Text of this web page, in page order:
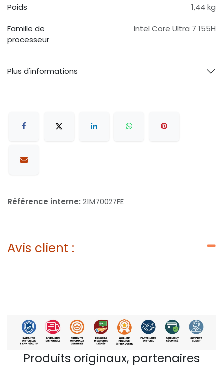
Poids 1,44 kg
Famille de
processeur
Intel Core Ultra 7 155H
Plus d'informations
Référence interne: 21M70027FE
Avis client :
Produits originaux, partenaires